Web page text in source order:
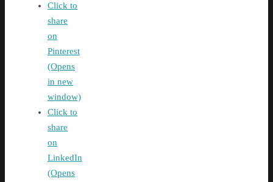
Click to
share
on
Pinterest
(Opens
in new
window)
Click to
share
on
LinkedIn
(Opens